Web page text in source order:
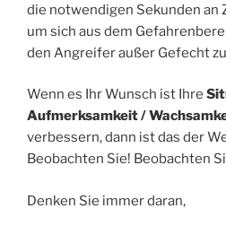
die notwendigen Sekunden an
um sich aus dem
den Angreifer außer Gefecht
Wenn es Ihr Wunsch ist Ihre
Aufmerksamkeit /
verbessern, dann ist das der
Beobachten Sie! Beobachten
Denken Sie immer daran,